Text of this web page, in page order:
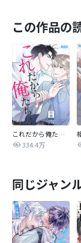
この作品の
これだから俺たちは
334.4万
同じジャン